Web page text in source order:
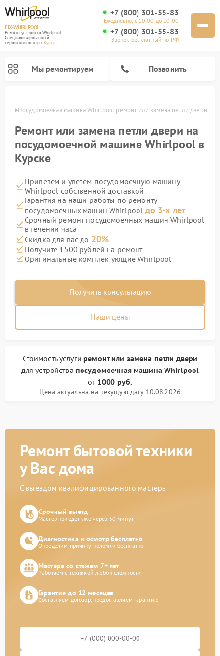
FIX-WHIRLPOOL
Ремонт устройств Whirlpool
Специализированный
cервисный центр г.Курск
+7 (800) 301-55-83
Ежедневно, с 10:00 до 20:00
+7 (800) 301-55-83
Звонок бесплатный по РФ
Мы ремонтируем Позвонить
Посудомоечная машина Whirlpool ремонт или замена петли двери
Ремонт или замена петли двери на
посудомоечной машине Whirlpool в
Курске
Привезем и увезем посудомоечную машину
Whirlpool собственной доставкой
Гарантия на наши работы по ремонту
посудомоечных машин Whirlpool до 3-х лет
Срочный ремонт посудомоечных машин Whirlpool
в течении часа
Скидка для вас до 20%
Получите 1500 рублей на ремонт
Оригинальные комплектующие Whirlpool
Получить консультацию
Наши цены
Стоимость услуги ремонт или замена петли двери
для устройства посудомоечная машина Whirlpool
от 1000 руб.
Цена актуальна на текущую дату 10.08.2026
Ремонт бытовой техники
у Вас дома
С выездом квалифицированного мастера
Срочный выезд
Мастер приедет уже через 30 минут
Диагностика и осмотр бесплатно
Определим причину поломки бесплатно
Мастера со стажем 7+ лет
Работаем с техникой любой сложности
Гарантия до 12 месяцев
Составляем договор, предоставляем гарантию